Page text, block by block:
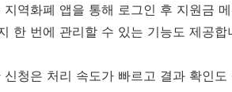
지역화폐 앱을 통해 로그인 후 지원금
한 번에 관리할 수 있는 기능도 제공합
신청은 처리 속도가 빠르고 결과 확인